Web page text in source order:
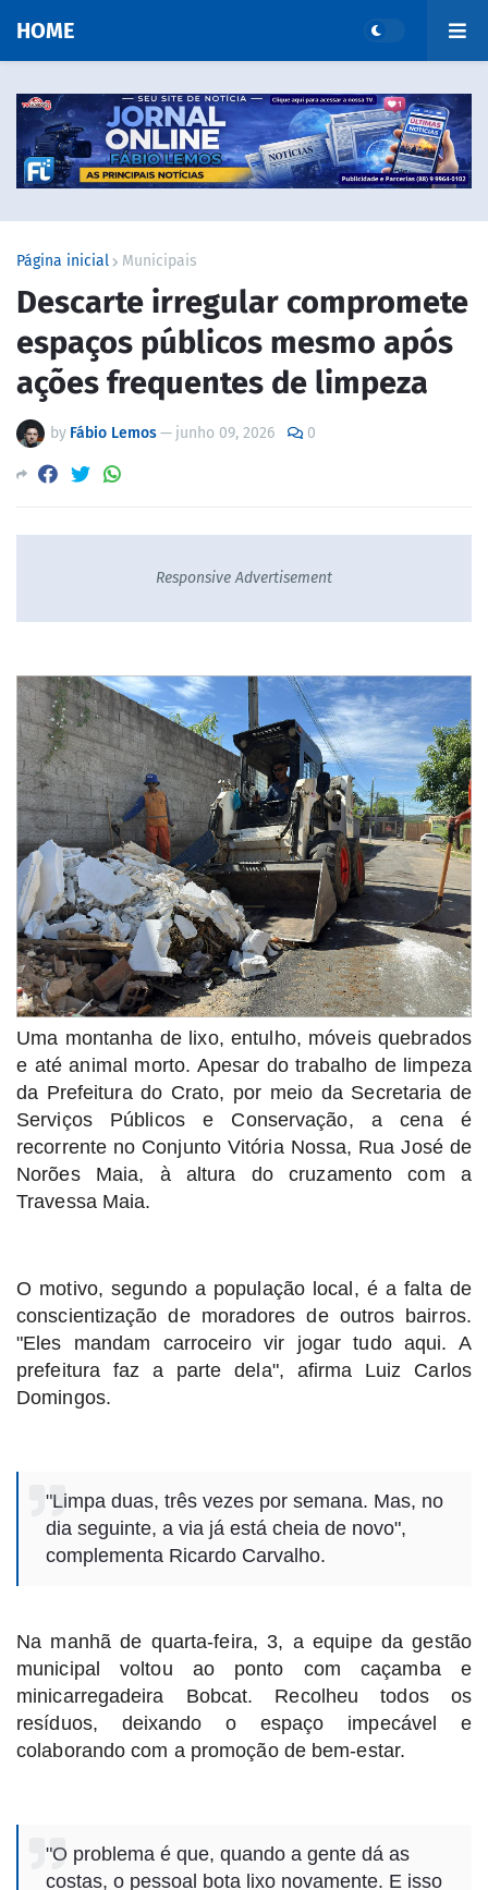
HOME
Página inicial Municipais
Descarte irregular compromete
espaços públicos mesmo após
ações frequentes de limpeza
by Fábio Lemos— junho 09, 2026 0
Responsive Advertisement
Uma montanha de lixo, entulho, móveis quebrados
e até animal morto. Apesar do trabalho de limpeza
da Prefeitura do Crato, por meio da Secretaria de
Serviços Públicos e Conservação, a cena é
recorrente no Conjunto Vitória Nossa, Rua José de
Norões Maia, à altura do cruzamento com a
Travessa Maia.
O motivo, segundo a população local, é a falta de
conscientização de moradores de outros bairros.
"Eles mandam carroceiro vir jogar tudo aqui. A
prefeitura faz a parte dela", afirma Luiz Carlos
Domingos.
"Limpa duas, três vezes por semana. Mas, no
dia seguinte, a via já está cheia de novo",
complementa Ricardo Carvalho.
Na manhã de quarta-feira, 3, a equipe da gestão
municipal voltou ao ponto com caçamba e
minicarregadeira Bobcat. Recolheu todos os
resíduos, deixando o espaço impecável e
colaborando com a promoção de bem-estar.
"O problema é que, quando a gente dá as
costas, o pessoal bota lixo novamente. E isso